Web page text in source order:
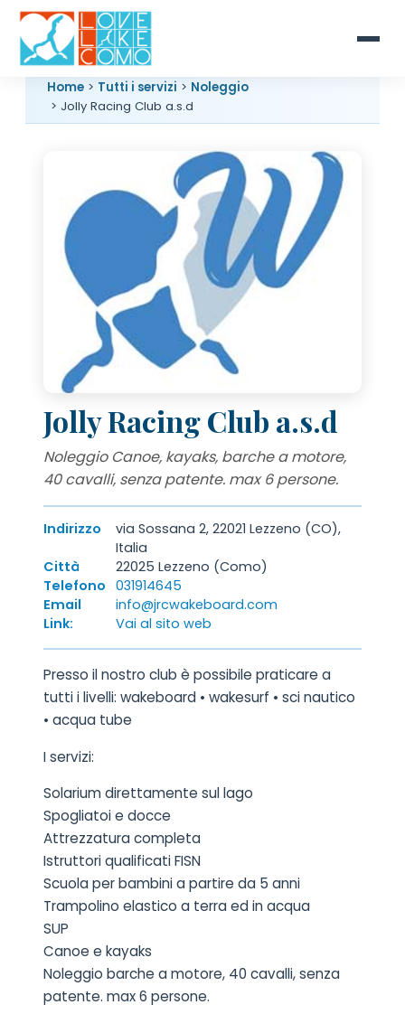
Home > Tutti i servizi > Noleggio
> Jolly Racing Club a.s.d
Jolly Racing Club a.s.d
Noleggio Canoe, kayaks, barche a motore,
40 cavalli, senza patente. max 6 persone.
Indirizzo
via Sossana 2, 22021 Lezzeno (CO),
Italia
Città
22025 Lezzeno (Como)
Telefono 031914645
Email
info@jrcwakeboard.com
Link:
Vai al sito web
Presso il nostro club è possibile praticare a
tutti i livelli: wakeboard • wakesurf • sci nautico
• acqua tube
I servizi:
Solarium direttamente sul lago
Spogliatoi e docce
Attrezzatura completa
Istruttori qualificati FISN
Scuola per bambini a partire da 5 anni
Trampolino elastico a terra ed in acqua
SUP
Canoe e kayaks
Noleggio barche a motore, 40 cavalli, senza
patente. max 6 persone.